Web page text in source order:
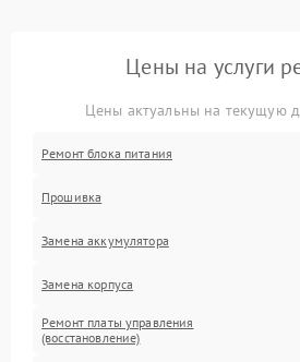
Цены на услуги
Цены актуальны на текущую
Ремонт блока питания
Прошивка
Замена аккумулятора
Замена корпуса
Ремонт платы управления
(восстановление)